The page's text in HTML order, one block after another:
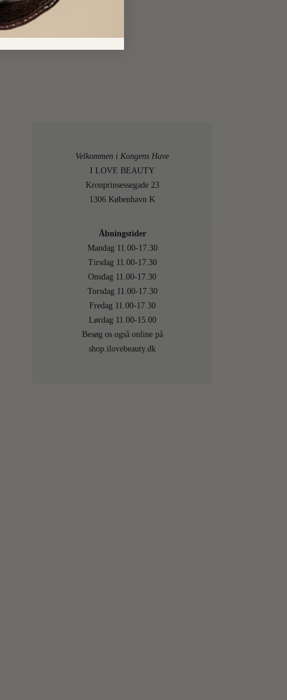
Velkommen i Kongens Have
I LOVE BEAUTY
Kronprinsessegade 23
1306 København K
Åbningstider
Mandag 11.00-17.30
Tirsdag 11.00-17.30
Onsdag 11.00-17.30
Torsdag 11.00-17.30
Fredag 11.00-17.30
Lørdag 11.00-15.00
Besøg os også online på
shop.ilovebeauty.dk